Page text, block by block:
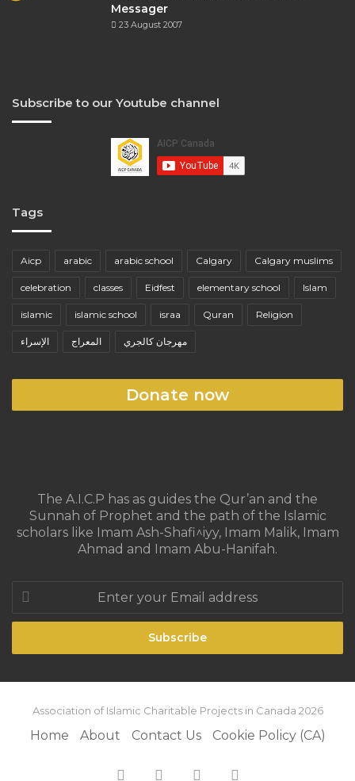
Messager
23 August 2007
Subscribe to our Youtube channel
Tags
Aicp arabic arabic school Calgary Calgary muslims
celebration classes Eidfest elementary school Islam
islamic islamic school israa Quran Religion
الإسراء المعراج مهرجان كالجري
Donate now
The A.I.C.P has as guides the Qur’an and the
Sunnah of Prophet and the path of the Islamic
scholars like Imam Ash-Shafi^iyy, Imam Malik, Imam
Ahmad and Imam Abu-Hanifah.
Enter
your
Email
Association of Islamic Charitable Projects in Canada 2026
Home About Contact Us Cookie Policy (CA)
Facebook YouTube